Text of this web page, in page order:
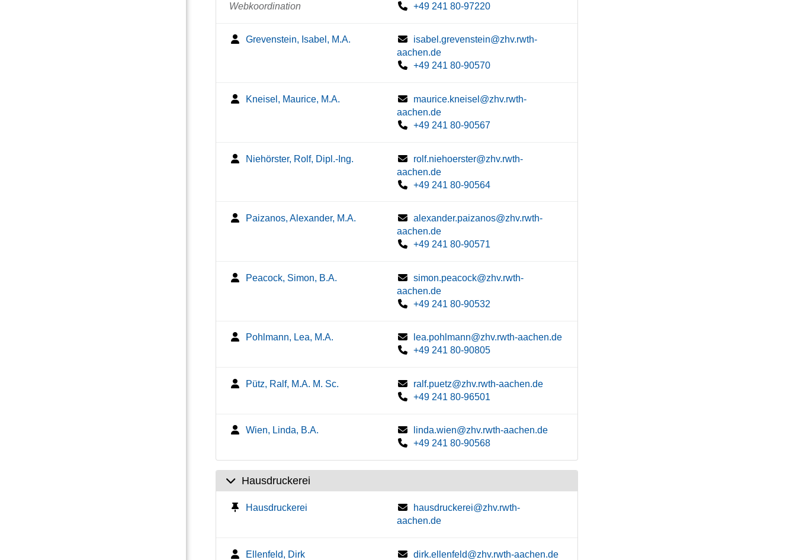
Webkoordination
+49 241 80-97220
Grevenstein, Isabel, M.A.
isabel.grevenstein@zhv.rwth-
aachen.de
+49 241 80-90570
Kneisel, Maurice, M.A.
maurice.kneisel@zhv.rwth-
aachen.de
+49 241 80-90567
Niehörster, Rolf, Dipl.-Ing.
rolf.niehoerster@zhv.rwth-
aachen.de
+49 241 80-90564
Paizanos, Alexander, M.A.
alexander.paizanos@zhv.rwth-
aachen.de
+49 241 80-90571
Peacock, Simon, B.A.
simon.peacock@zhv.rwth-
aachen.de
+49 241 80-90532
Pohlmann, Lea, M.A.
lea.pohlmann@zhv.rwth-aachen.de
+49 241 80-90805
Pütz, Ralf, M.A. M. Sc.
ralf.puetz@zhv.rwth-aachen.de
+49 241 80-96501
Wien, Linda, B.A.
linda.wien@zhv.rwth-aachen.de
+49 241 80-90568
Hausdruckerei
Hausdruckerei
hausdruckerei@zhv.rwth-
aachen.de
Ellenfeld, Dirk
dirk.ellenfeld@zhv.rwth-aachen.de